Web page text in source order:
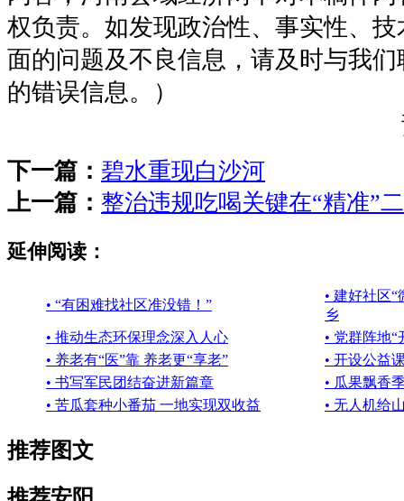
权负责。如发现政治性、事实性、
面的问题及不良信息，请及时与我
的错误信息。）
下一篇： 碧水重现白沙河
上一篇： 整治违规吃喝关键在“精准”
延伸阅读：
• “有困难找社区准没错！”
• 建好社区
乡
• 推动生态环保理念深入人心
• 党群阵地
• 养老有“医”靠 养老更“享老”
• 开设公益
• 书写军民团结奋进新篇章
• 瓜果飘香
• 苦瓜套种小番茄 一地实现双收益
• 无人机给
推荐图文